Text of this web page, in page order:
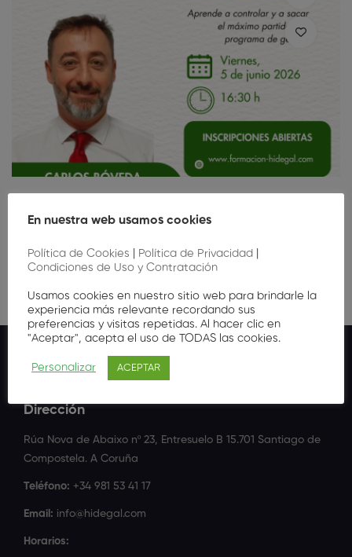
Dirección
Rúa Nova de Abaixo nº 23, Entresuelo B 15.701 Santiago de
Compostela. A Coruña
Teléfono: +34 981 53 41 17
Email: info@hidegal.com
Horarios:
En nuestra web usamos cookies
Política de Cookies Política de Privacidad
Condiciones de Uso y Contratación
Usamos cookies en nuestro sitio web para brindarle la
experiencia más relevante recordando sus
preferencias y visitas repetidas. Al hacer clic en
"Aceptar", acepta el uso de TODAS las cookies.
Personalizar ACEPTAR